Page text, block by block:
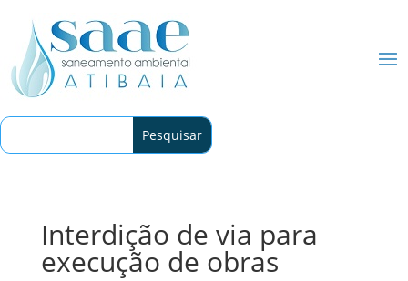
Interdição de via para
execução de obras